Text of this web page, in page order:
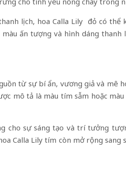
lịch, hoa Calla Lily đỏ có
màu ấn tượng và hình dáng
từ sự bí ẩn, vương giả và mê
mô tả là màu tím sẫm hoặc
cho sự sáng tạo và trí tưởng
Calla Lily tím còn mở rộng